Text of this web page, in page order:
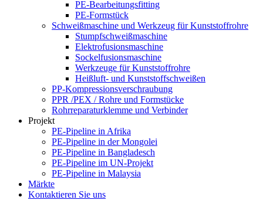
PE-Bearbeitungsfitting
PE-Formstück
Schweißmaschine und Werkzeug für Kunststoffrohre
Stumpfschweißmaschine
Elektrofusionsmaschine
Sockelfusionsmaschine
Werkzeuge für Kunststoffrohre
Heißluft- und Kunststoffschweißen
PP-Kompressionsverschraubung
PPR /PEX / Rohre und Formstücke
Rohrreparaturklemme und Verbinder
Projekt
PE-Pipeline in Afrika
PE-Pipeline in der Mongolei
PE-Pipeline in Bangladesch
PE-Pipeline im UN-Projekt
PE-Pipeline in Malaysia
Märkte
Kontaktieren Sie uns